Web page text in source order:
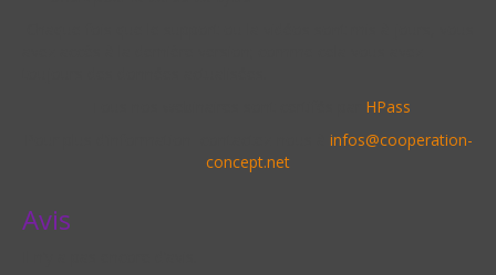
HPass
infos@cooperation-
concept.net
Avis